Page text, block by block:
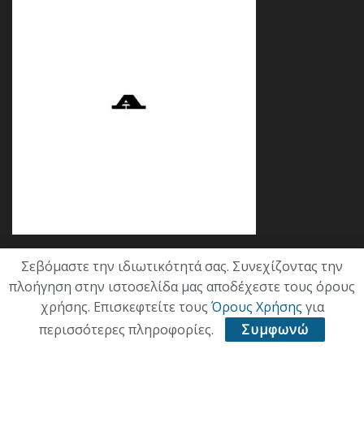
Κατηγορίες
ΕΠΙΚΑΙΡΟΤΗΤΑ
Σεβόμαστε την ιδιωτικότητά σας. Συνεχίζοντας την
πλοήγηση στην ιστοσελίδα μας αποδέχεστε τους όρους
χρήσης. Επισκεφτείτε τους Όρους Χρήσης για
περισσότερες πληροφορίες.
Συμφωνώ